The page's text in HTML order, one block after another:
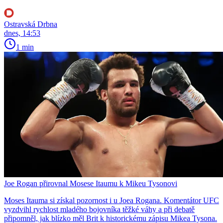
Ostravská Drbna
dnes, 14:53
1 min
Joe Rogan přirovnal Mosese Itaumu k Mikeu Tysonovi
Moses Itauma si získal pozornost i u Joea Rogana. Komentátor UFC
vyzdvihl rychlost mladého bojovníka těžké váhy a při debatě
připomněl, jak blízko měl Brit k historickému zápisu Mikea Tysona.